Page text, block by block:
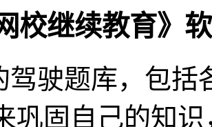
校继续教育》
驾驶题库，包
巩固自己的知